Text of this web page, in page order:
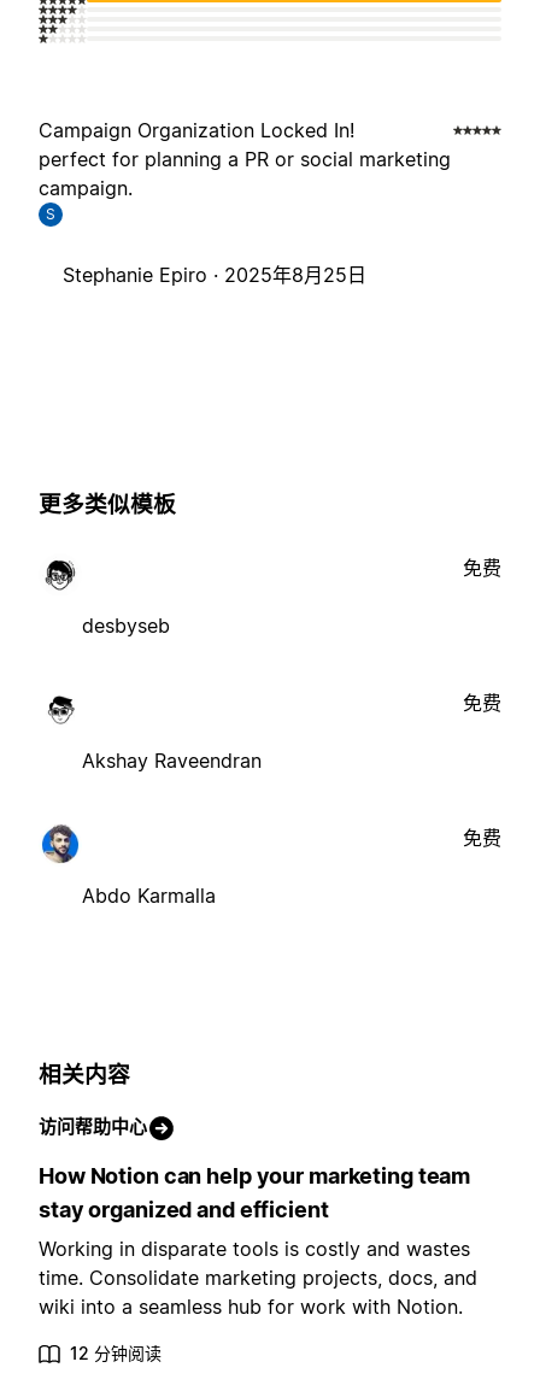
Campaign Organization Locked In!
perfect for planning a PR or social marketing
campaign.
S
Stephanie Epiro · 2025年8月25日
更多类似模板
desbyseb
免费
Akshay Raveendran
免费
Abdo Karmalla
免费
相关内容
访问帮助中心
How Notion can help your marketing team
stay organized and efficient
Working in disparate tools is costly and wastes
time. Consolidate marketing projects, docs, and
wiki into a seamless hub for work with Notion.
12 分钟阅读